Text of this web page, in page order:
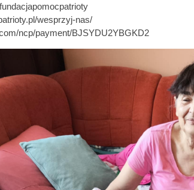
wesprzyj-nas/
ncp/payment/BJSYDU2YBGKD2